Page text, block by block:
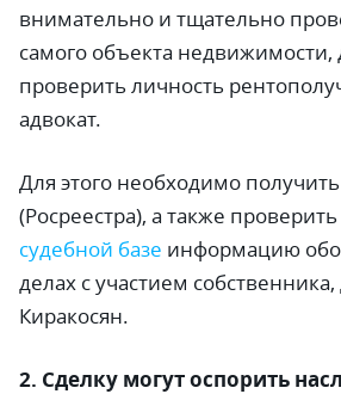
внимательно и тщательно
самого объекта недвижимости,
проверить личность
адвокат.
Для этого необходимо
(Росреестра), а также
судебной базе информацию обо
делах с участием
Киракосян.
2. Сделку могут оспорить